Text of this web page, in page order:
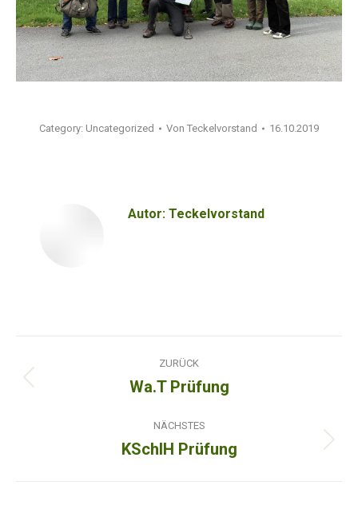
Category: Uncategorized Von Teckelvorstand 16.10.2019
Autor: Teckelvorstand
ZURÜCK
Vorheriger
Wa.T Prüfung
NÄCHSTES
Nächster
KSchlH Prüfung